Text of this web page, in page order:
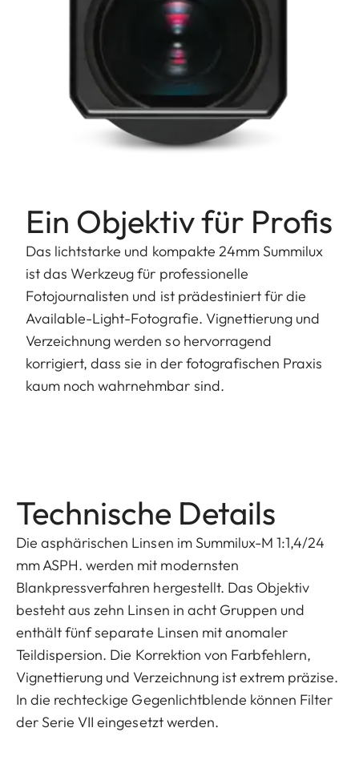
Ein Objektiv für Profis
Das lichtstarke und kompakte 24mm Summilux
ist das Werkzeug für professionelle
Fotojournalisten und ist prädestiniert für die
Available-Light-Fotografie. Vignettierung und
Verzeichnung werden so hervorragend
korrigiert, dass sie in der fotografischen Praxis
kaum noch wahrnehmbar sind.
Technische Details
Die asphärischen Linsen im Summilux-M 1:1,4/24
mm ASPH. werden mit modernsten
Blankpressverfahren hergestellt. Das Objektiv
besteht aus zehn Linsen in acht Gruppen und
enthält fünf separate Linsen mit anomaler
Teildispersion. Die Korrektion von Farbfehlern,
Vignettierung und Verzeichnung ist extrem präzise.
In die rechteckige Gegenlichtblende können Filter
der Serie VII eingesetzt werden.